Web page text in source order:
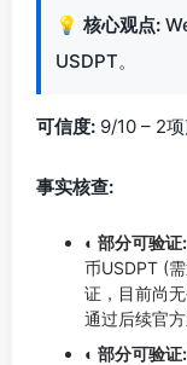
💡 核心观点:
USDPT。
可信度: 9/10 – 2
事实核查:
◐ 部分可验证:
币USDPT (
证，目前尚
通过后续官
◐ 部分可验证: